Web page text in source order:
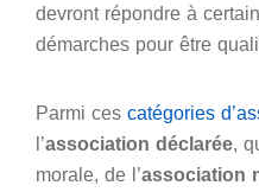
devront répondre à
démarches pour être
Parmi ces catégories
l’association déclarée,
morale, de l’association